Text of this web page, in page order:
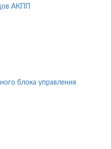
АКПП
блока управления